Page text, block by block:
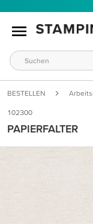
BESTELLEN
102300
PAPIERFALTER